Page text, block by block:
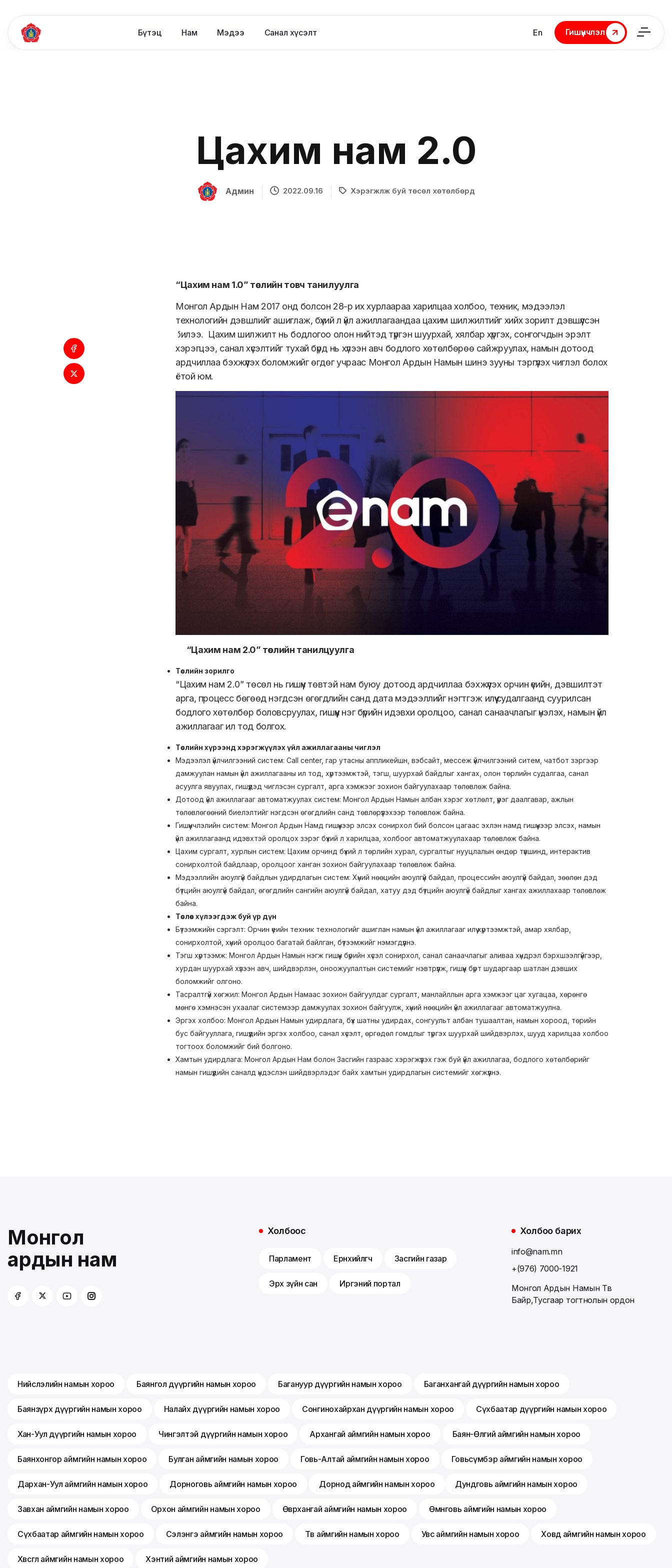
Бүтэц Нам Мэдээ Санал хүсэлт En
Гишүүнчлэл
Гишүүнчлэл
Цахим нам 2.0
Админ 2022.09.16 Хэрэгжүүлж буй төсөл хөтөлбөрүүд
“Цахим нам 1.0” төслийн товч танилуулга
Монгол Ардын Нам 2017 онд болсон 28-р их хурлаараа харилцаа холбоо, техник, мэдээлэл
технологийн дэвшлийг ашиглаж, бүхий л үйл ажиллагаандаа цахим шилжилтийг хийх зорилт дэвшүүлсэн
билээ. Цахим шилжилт нь бодлогоо олон нийтэд түргэн шуурхай, хялбар хүргэх, сонгогчдын эрэлт
хэрэгцээ, санал хүсэлтийг тухай бүрд нь хүлээн авч бодлого хөтөлбөрөө сайжруулах, намын дотоод
ардчиллаа бэхжүүлэх боломжийг өгдөг учраас Монгол Ардын Намын шинэ зууны тэргүүлэх чиглэл болох
ётой юм.
“Цахим нам 2.0” төслийн танилцуулга
Төслийн зорилго
“Цахим нам 2.0” төсөл нь гишүүн төвтэй нам буюу дотоод ардчиллаа бэхжүүлэх орчин үеийн, дэвшилтэт
арга, процесс бөгөөд нэгдсэн өгөгдлийн санд дата мэдээллийг нэгтгэж илүү судалгаанд суурилсан
бодлого хөтөлбөр боловсруулах, гишүүн нэг бүрийн идэвхи оролцоо, санал санаачлагыг үнэлэх, намын үйл
ажиллагааг ил тод болгох.
Төслийн хүрээнд хэрэгжүүлэх үйл ажиллагааны чиглэл
Мэдээлэл үйлчилгээний систем: Call center, гар утасны аппликейшн, вэбсайт, мессеж үйлчилгээний ситем, чатбот зэргээр
дамжуулан намын үйл ажиллагааны ил тод, хүртээмжтэй, тэгш, шуурхай байдлыг хангах, олон төрлийн судалгаа, санал
асуулга явуулах, гишүүдэд чиглэсэн сургалт, арга хэмжээг зохион байгуулахаар төлөвлөж байна.
Дотоод үйл ажиллагааг автоматжуулах систем: Монгол Ардын Намын албан хэрэг хөтлөлт, үүрэг даалгавар, ажлын
төлөвлөгөөний биелэлтийг нэгдсэн өгөгдлийн санд төвлөрүүлэхээр төлөвлөж байна.
Гишүүнчлэлийн систем: Монгол Ардын Намд гишүүнээр элсэх сонирхол бий болсон цагаас эхлэн намд гишүүнээр элсэх, намын
үйл ажиллагаанд идэвхтэй оролцох зэрэг бүхий л харилцаа, холбоог автоматжуулахаар төлөвлөж байна.
Цахим сургалт, хурлын систем: Цахим орчинд бүхий л төрлийн хурал, сургалтыг нууцлалын өндөр түвшинд, интерактив
сонирхолтой байдлаар, оролцоог ханган зохион байгуулахаар төлөвлөж байна.
Мэдээллийн аюулгүй байдлын удирдлагын систем: Хүний нөөцийн аюулгүй байдал, процессийн аюулгүй байдал, зөөлөн дэд
бүтцийн аюулгүй байдал, өгөгдлийн сангийн аюулгүй байдал, хатуу дэд бүтцийн аюулгүй байдлыг хангах ажиллахаар төлөвлөж
байна.
Төслөөс хүлээгдэж буй үр дүн
Бүтээмжийн сэргэлт: Орчин үеийн техник технологийг ашиглан намын үйл ажиллагааг илүү хүртээмжтэй, амар хялбар,
сонирхолтой, хүний оролцоо багатай байлган, бүтээмжийг нэмэгдүүлнэ.
Тэгш хүртээмж: Монгол Ардын Намын нэгж гишүүн бүрийн хүсэл сонирхол, санал санаачлагыг аливаа хүндрэл бэрхшээлгүйгээр,
хурдан шуурхай хүлээн авч, шийдвэрлэн, оноожуулалтын системийг нэвтрүүлж, гишүүн бүрт шударгаар шатлан дэвших
боломжийг олгоно.
Тасралтгүй хөгжил: Монгол Ардын Намаас зохион байгуулдаг сургалт, манлайллын арга хэмжээг цаг хугацаа, хөрөнгө
мөнгө хэмнэсэн ухаалаг системээр дамжуулах зохион байгуулж, хүний нөөцийн үйл ажиллагааг автоматжуулна.
Эргэх холбоо: Монгол Ардын Намын удирдлага, бүх шатны удирдах, сонгуульт албан тушаалтан, намын хороод, төрийн
бус байгууллага, гишүүдийн эргэх холбоо, санал хүсэлт, өргөдөл гомдлыг түргэх шуурхай шийдвэрлэх, шууд харилцаа холбоо
тогтоох боломжийг бий болгоно.
Хамтын удирдлага: Монгол Ардын Нам болон Засгийн газраас хэрэгжүүлэх гэж буй үйл ажиллагаа, бодлого хөтөлбөрийг
намын гишүүдийн саналд үндэслэн шийдвэрлэдэг байх хамтын удирдлагын системийг хөгжүүлнэ.
Монгол
ардын нам
Холбоос
Парламент Ерөнхийлөгч Засгийн газар
Эрх зүйн сан Иргэний портал
Холбоо барих
info@nam.mn
+(976) 7000-1921
Монгол Ардын Намын Төв
Байр,Тусгаар тогтнолын ордон
Нийслэлийн намын хороо Баянгол дүүргийн намын хороо Багануур дүүргийн намын хороо Баганхангай дүүргийн намын хороо
Баянзүрх дүүргийн намын хороо Налайх дүүргийн намын хороо Сонгинохайрхан дүүргийн намын хороо Сүхбаатар дүүргийн намын хороо
Хан-Уул дүүргийн намын хороо Чингэлтэй дүүргийн намын хороо Архангай аймгийн намын хороо Баян-Өлгий аймгийн намын хороо
Баянхонгор аймгийн намын хороо Булган аймгийн намын хороо Говь-Алтай аймгийн намын хороо Говьсүмбэр аймгийн намын хороо
Дархан-Уул аймгийн намын хороо Дорноговь аймгийн намын хороо Дорнод аймгийн намын хороо Дундговь аймгийн намын хороо
Завхан аймгийн намын хороо Орхон аймгийн намын хороо Өвөрхангай аймгийн намын хороо Өмнөговь аймгийн намын хороо
Сүхбаатар аймгийн намын хороо Сэлэнгэ аймгийн намын хороо Төв аймгийн намын хороо Увс аймгийн намын хороо Ховд аймгийн намын хороо
Хөвсгөл аймгийн намын хороо Хэнтий аймгийн намын хороо